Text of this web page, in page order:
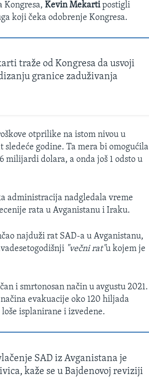
Kongresa,Kevin Mekartipostigli
koji čeka odobrenje Kongresa.
traže od Kongresa da usvoji
granice zaduživanja
otprilike na istom nivou u
sledeće godine. Ta mera bi omogućila
milijardi dolara, a onda još 1 odsto u
administracija nadgledala vreme
rata u Avganistanu i Iraku.
najduži rat SAD-a u Avganistanu,
"večni rat"u kojem je
i smrtonosan način u avgustu 2021.
evakuacije oko 120 hiljada
isplanirane i izvedene.
SAD iz Avganistana je
kaže se u Bajdenovoj reviziji